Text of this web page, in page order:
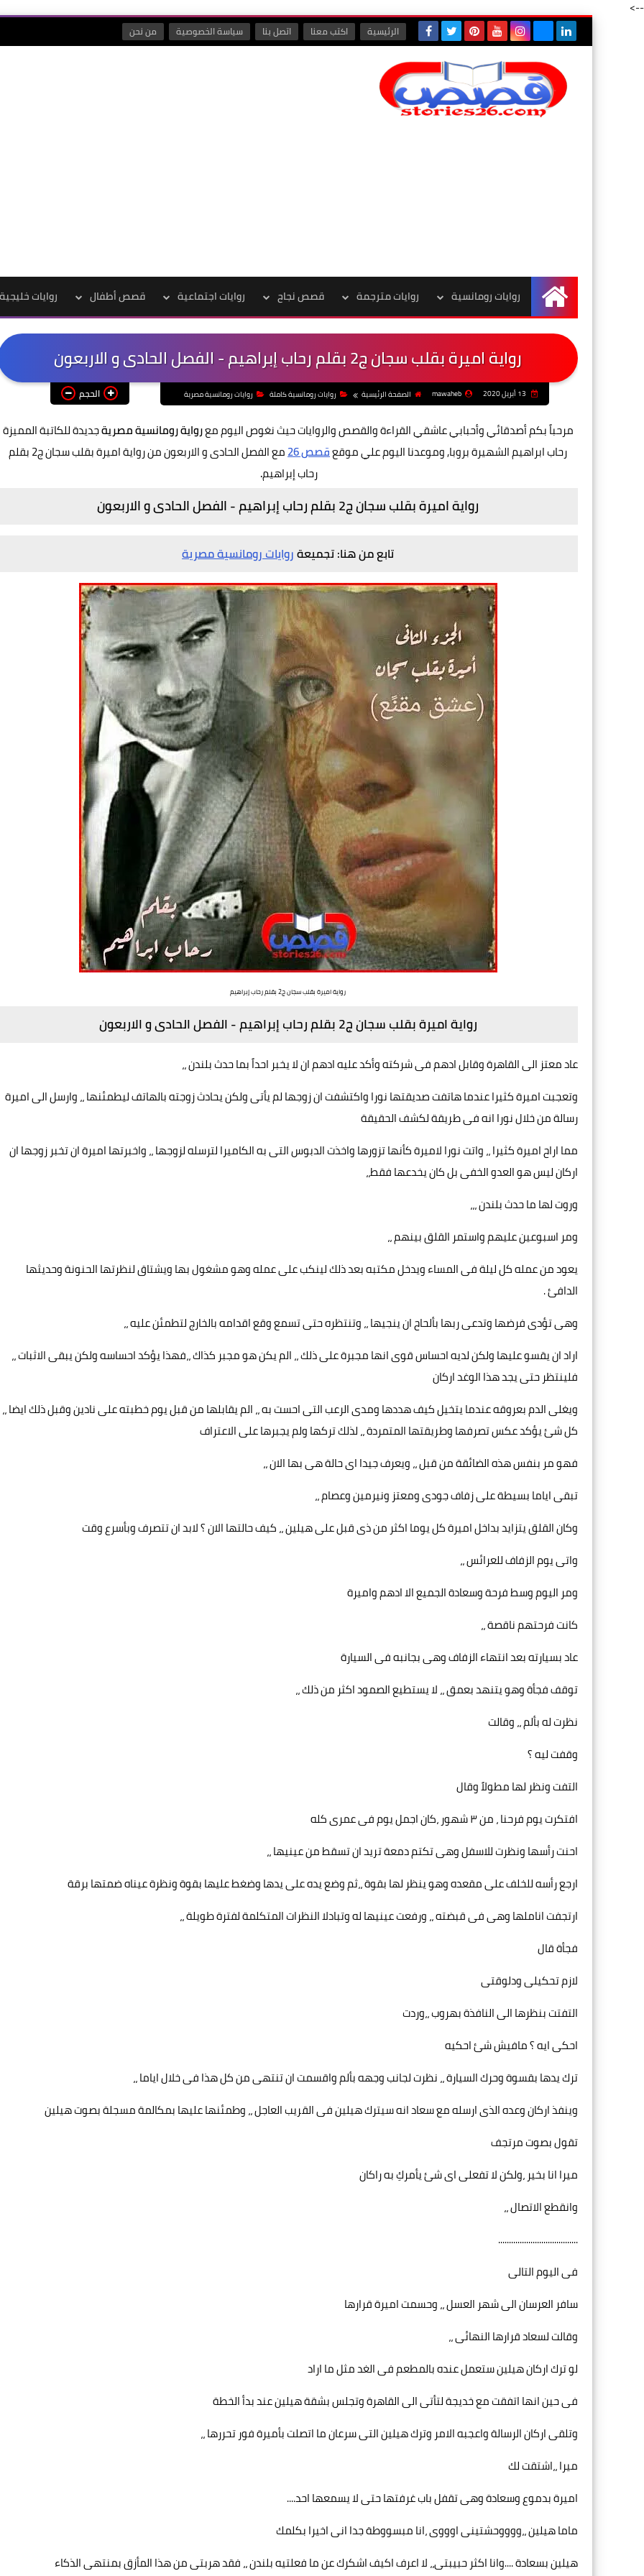
-->
الرئيسية اكتب معنا اتصل بنا سياسة الخصوصية من نحن
الرئيسية
روايات رومانسية روايات مترجمة قصص نجاح روايات اجتماعية قصص أطفال روايات خليجية
رواية اميرة بقلب سجان ج2 بقلم رحاب إبراهيم - الفصل الحادى و الاربعون
mawaheb الصفحة الرئيسية روايات رومانسية كاملة روايات رومانسية مصرية الحجم
مرحباً بكم أصدقائي وأحبابي عاشقي القراءة والقصص والروايات حيث نغوص اليوم معرواية رومانسية مصريةجديدة للكاتبة المميزة
رحاب ابراهيم الشهيرة بروبا, وموعدنا اليوم علي موقعقصص 26
مع الفصل الحادى و الاربعون من رواية اميرة بقلب سجان ج2 بقلم
رحاب إبراهيم.
رواية اميرة بقلب سجان ج2 بقلم رحاب إبراهيم - الفصل الحادى و الاربعون
تابع من هنا: تجميعةروايات رومانسية مصرية
رواية اميرة بقلب سجان ج2 بقلم رحاب إبراهيم
رواية اميرة بقلب سجان ج2 بقلم رحاب إبراهيم -الفصل الحادى و الاربعون
عاد معتز الى القاهرة وقابل ادهم فى شركته وأكد عليه ادهم ان لا يخبر احداً بما حدث بلندن ،،
وتعجبت اميرة كثيرا عندما هاتفت صديقتها نورا واكتشفت ان زوجها لم يأتى ولكن يحادث زوجته بالهاتف ليطمئنها ،، وارسل الى اميرة
رسالة من خلال نورا انه فى طريقة لكشف الحقيقة
مما اراح اميرة كثيرا ،، واتت نورا لاميرة كأنها تزورها واخذت الدبوس التى به الكاميرا لترسله لزوجها ،، واخبرتها اميرة ان تخبر زوجها ان
اركان ليس هو العدو الخفى بل كان يخدعها فقط،،
وروت لها ما حدث بلندن ،،،
ومر اسبوعين عليهم واستمر القلق بينهم ،،
يعود من عمله كل ليلة فى المساء ويدخل مكتبه بعد ذلك لينكب على عمله وهو مشغول بها ويشتاق لنظرتها الحنونة وحديثها
الدافئ .
وهى تؤدى فرضها وتدعى ربها بألحاح ان ينجيها ،، وتنتظره حتى تسمع وقع اقدامه بالخارج لتطمئن عليه ،،
اراد ان يقسو عليها ولكن لديه احساس قوى انها مجبرة على ذلك ،، الم يكن هو مجبر كذاك ،،فهذا يؤكد احساسه ولكن يبقى الاثبات ،،
فلينتظر حتى يجد هذا الوغد اركان
ويغلى الدم بعروقه عندما يتخيل كيف هددها ومدى الرعب التى احست به ،، الم يقابلها من قبل يوم خطبته على نادين وقبل ذلك ايضا ،،
كل شئ يؤكد عكس تصرفها وطريقتها المتمردة ،، لذلك تركها ولم يجبرها على الاعتراف
فهو مر بنفس هذه الضائقة من قبل ،، ويعرف جيدا اى حالة هى بها الان ،،
تبقى اياما بسيطة على زفاف جودى ومعتز ونيرمين وعصام ،،
وكان القلق يتزايد بداخل اميرة كل يوما اكثر من ذى قبل على هيلين ،، كيف حالتها الان ؟ لابد ان تتصرف وبأسرع وقت
واتى يوم الزفاف للعرائس ،،
ومر اليوم وسط فرحة وسعادة الجميع الا ادهم واميرة
كانت فرحتهم ناقصة ،،
عاد بسيارته بعد انتهاء الزفاف وهى بجانبه فى السيارة
توقف فجأة وهو يتنهد بعمق ،، لا يستطيع الصمود اكثر من ذلك ،،
نظرت له بألم ،، وقالت
وقفت ليه ؟
التفت ونظر لها مطولاً وقال
افتكرت يوم فرحنا ، من ٣ شهور ،كان اجمل يوم فى عمرى كله
احنت رأسها ونظرت للاسفل وهى تكتم دمعة تريد ان تسقط من عينيها ،،
ارجع رأسه للخلف على مقعده وهو ينظر لها بقوة ،،ثم وضع يده على يدها وضغط عليها بقوة ونظرة عيناه ضمتها برقة
ارتجفت اناملها وهى فى قبضته ،، ورفعت عينيها له وتبادلا النظرات المتكلمة لفترة طويلة ،،
فجأة قال
لازم تحكيلى ودلوقتى
التفتت بنظرها الى النافذة بهروب ،،وردت
احكى ايه ؟ مافيش شئ احكيه
ترك يدها بقسوة وحرك السيارة ،، نظرت لجانب وجهه بألم واقسمت ان تنتهى من كل هذا فى خلال اياما ،،
وينفذ اركان وعده الذى ارسله مع سعاد انه سيترك هيلين فى القريب العاجل ،، وطمئنها عليها بمكالمة مسجلة بصوت هيلين
تقول بصوت مرتجف
ميرا انا بخير ،ولكن لا تفعلى اى شئ يأمركِ به راكان
وانقطع الاتصال ،،
.....................................
فى اليوم التالى
سافر العرسان الى شهر العسل ،، وحسمت اميرة قرارها
وقالت لسعاد قرارها النهائى ،،
لو ترك اركان هيلين ستعمل عنده بالمطعم فى الغد مثل ما اراد
فى حين انها اتفقت مع خديجة لتأتى الى القاهرة وتجلس بشقة هيلين عند بدأ الخطة
وتلقى اركان الرسالة واعجبه الامر وترك هيلين التى سرعان ما اتصلت بأميرة فور تحررها ،،
ميرا ،،اشتقت لك
اميرة بدموع وسعادة وهى تقفل باب غرفتها حتى لا يسمعها احد....
ماما هيلين ،،ووووحشتينى اوووى ،انا مبسووطة جدا انى اخيرا بكلمك
هيلين بسعادة ....وانا اكثر حبيبتى،، لا اعرف اكيف اشكرك عن ما فعلتيه بلندن ،، فقد هربتى من هذا المأزق بمنتهى الذكاء